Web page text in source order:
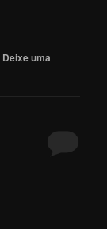
Deixe uma